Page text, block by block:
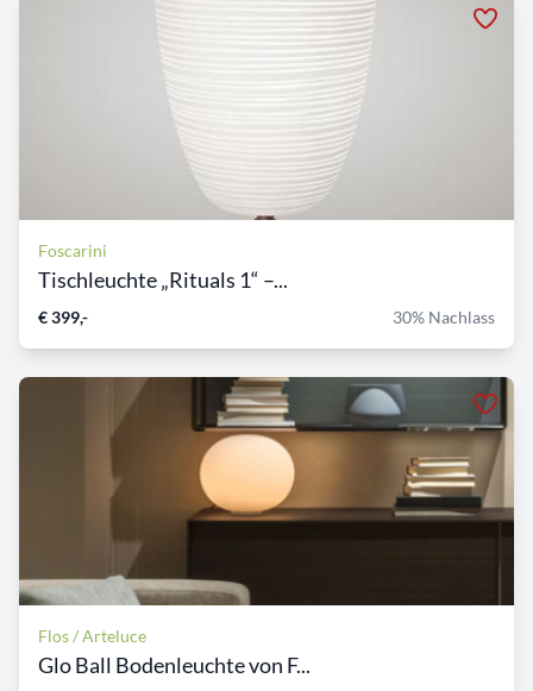
Foscarini
Tischleuchte „Rituals 1“ –...
€ 399,- 30% Nachlass
Flos / Arteluce
Glo Ball Bodenleuchte von F...